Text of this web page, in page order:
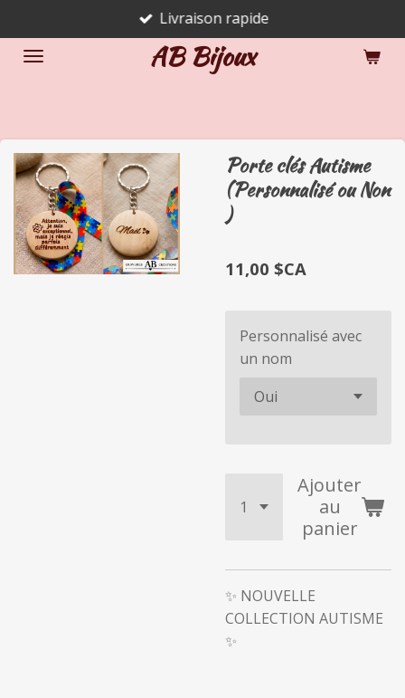
au
contenu
AB Bijoux
Livraison rapide
Porte clés Autisme
(Personnalisé ou Non
)
11,00 $CA
Personnalisé avec
un nom
Ajouter
au
panier
✨ NOUVELLE
COLLECTION AUTISME
✨